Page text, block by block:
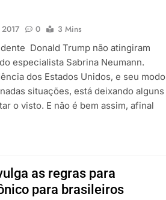
0
3 Mins
Donald Trump não atingiram
especialista Sabrina Neumann.
dos Estados Unidos, e seu modo
situações, está deixando alguns
o visto. E não é bem assim, afinal
as regras para
para brasileiros